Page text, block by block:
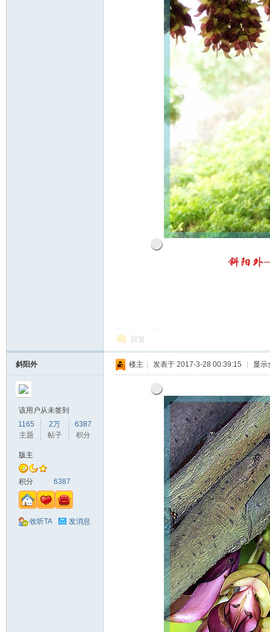
回复
斜阳外
该用户从未签到
1165
主题
2万
帖子
6387
积分
版主
积分 6387
收听TA 发消息
楼主 发表于 2017-3-28 00:39:15 显示